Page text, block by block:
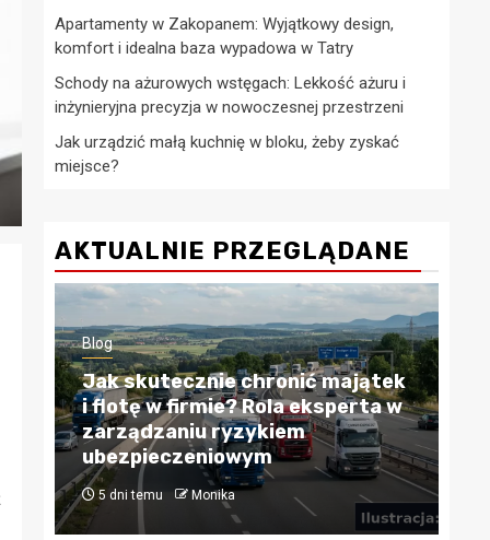
Apartamenty w Zakopanem: Wyjątkowy design,
komfort i idealna baza wypadowa w Tatry
Schody na ażurowych wstęgach: Lekkość ażuru i
inżynieryjna precyzja w nowoczesnej przestrzeni
Jak urządzić małą kuchnię w bloku, żeby zyskać
miejsce?
AKTUALNIE PRZEGLĄDANE
Blog
Jak skutecznie chronić majątek
i flotę w firmie? Rola eksperta w
zarządzaniu ryzykiem
ubezpieczeniowym
5 dni temu Monika